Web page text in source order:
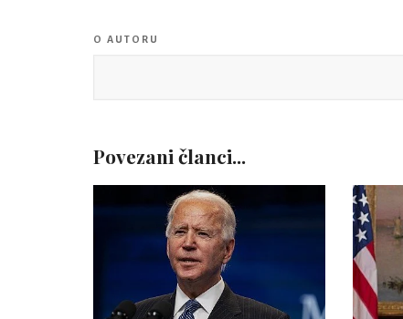
O AUTORU
Povezani članci...